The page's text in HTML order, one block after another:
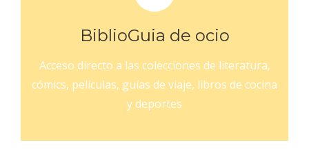
BiblioGuia de ocio
Acceso directo a las colecciones de literatura,
cómics, películas, guías de viaje, libros de cocina
y deportes